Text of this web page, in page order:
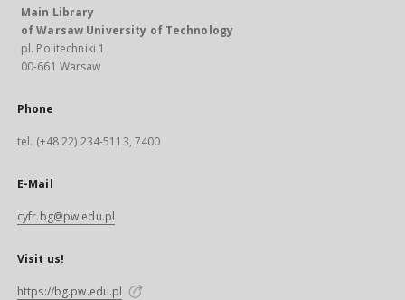
Main Library
of Warsaw University of Technology
pl. Politechniki 1
00-661 Warsaw
Phone
tel. (+48 22) 234-5113, 7400
E-Mail
cyfr.bg@pw.edu.pl
Visit us!
https://bg.pw.edu.pl